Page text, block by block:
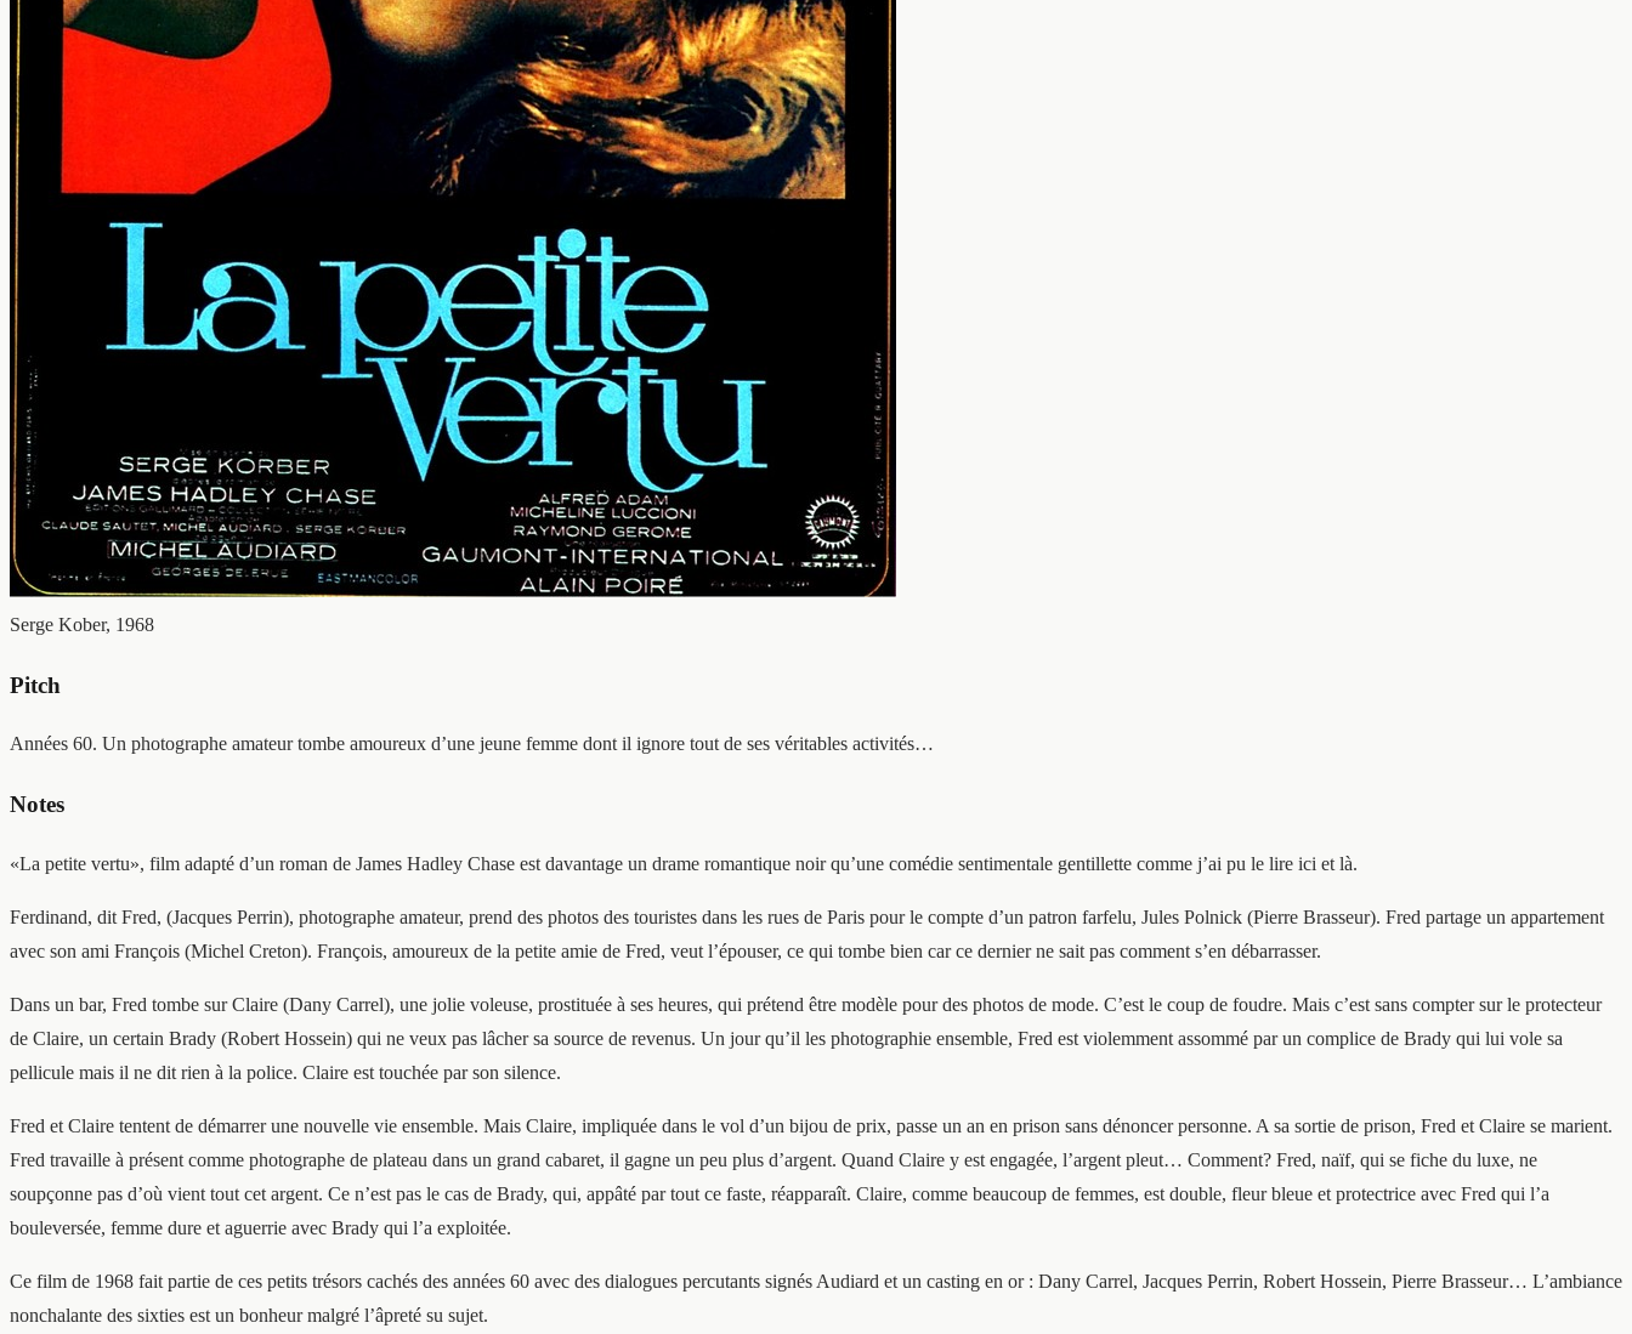
Serge Kober, 1968
Pitch
Années 60. Un photographe amateur tombe amoureux d’une jeune femme dont il ignore tout de ses véritables activités…
Notes
«La petite vertu», film adapté d’un roman de James Hadley Chase est davantage un drame romantique noir qu’une comédie sentimentale gentillette comme j’ai pu le lire ici et là.
Ferdinand, dit Fred, (Jacques Perrin), photographe amateur, prend des photos des touristes dans les rues de Paris pour le compte d’un patron farfelu, Jules Polnick (Pierre Brasseur). Fred partage un appartement
avec son ami François (Michel Creton). François, amoureux de la petite amie de Fred, veut l’épouser, ce qui tombe bien car ce dernier ne sait pas comment s’en débarrasser.
Dans un bar, Fred tombe sur Claire (Dany Carrel), une jolie voleuse, prostituée à ses heures, qui prétend être modèle pour des photos de mode. C’est le coup de foudre. Mais c’est sans compter sur le protecteur
de Claire, un certain Brady (Robert Hossein) qui ne veux pas lâcher sa source de revenus. Un jour qu’il les photographie ensemble, Fred est violemment assommé par un complice de Brady qui lui vole sa
pellicule mais il ne dit rien à la police. Claire est touchée par son silence.
Fred et Claire tentent de démarrer une nouvelle vie ensemble. Mais Claire, impliquée dans le vol d’un bijou de prix, passe un an en prison sans dénoncer personne. A sa sortie de prison, Fred et Claire se marient.
Fred travaille à présent comme photographe de plateau dans un grand cabaret, il gagne un peu plus d’argent. Quand Claire y est engagée, l’argent pleut… Comment? Fred, naïf, qui se fiche du luxe, ne
soupçonne pas d’où vient tout cet argent. Ce n’est pas le cas de Brady, qui, appâté par tout ce faste, réapparaît. Claire, comme beaucoup de femmes, est double, fleur bleue et protectrice avec Fred qui l’a
bouleversée, femme dure et aguerrie avec Brady qui l’a exploitée.
Ce film de 1968 fait partie de ces petits trésors cachés des années 60 avec des dialogues percutants signés Audiard et un casting en or : Dany Carrel, Jacques Perrin, Robert Hossein, Pierre Brasseur… L’ambiance
nonchalante des sixties est un bonheur malgré l’âpreté su sujet.